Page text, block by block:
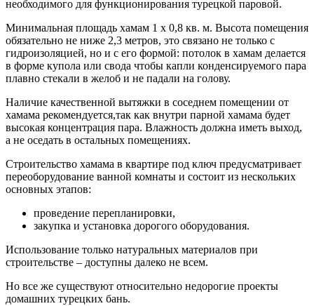
необходимого для функционирования турецкой паровой.
Минимальная площадь хамам 1 х 0,8 кв. м. Высота помещения
обязательно не ниже 2,3 метров, это связано не только с
гидроизоляцией, но и с его формой: потолок в хамам делается
в форме купола или свода чтобы капли конденсируемого пара
плавно стекали в желоб и не падали на голову.
Наличие качественной вытяжки в соседнем помещении от
хамама рекомендуется,так как внутри парной хамама будет
высокая концентрация пара. Влажность должна иметь выход,
а не оседать в остальных помещениях.
Строительство хамама в квартире под ключ предусматривает
переоборудование ванной комнаты и состоит из нескольких
основных этапов:
проведение перепланировки,
закупка и установка дорогого оборудования.
Использование только натуральных материалов при
строительстве – доступны далеко не всем.
Но все же существуют относительно недорогие проекты
домашних турецких бань.